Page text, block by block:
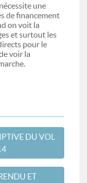
une
de financement
on voit la
et surtout les
pour le
voir la
DU VOL
ET